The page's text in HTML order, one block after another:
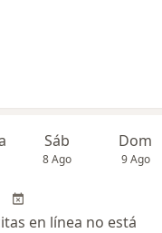
Sáb
8 Ago
Dom
9 Ago
en línea no está